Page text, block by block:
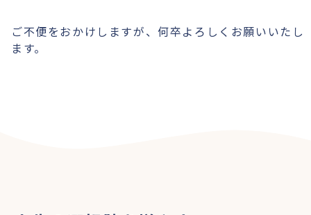
ご不便をおかけしますが、何卒よろしくお願いいたし
ます。